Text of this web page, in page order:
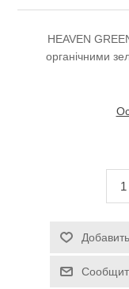
HEAVEN
органічними